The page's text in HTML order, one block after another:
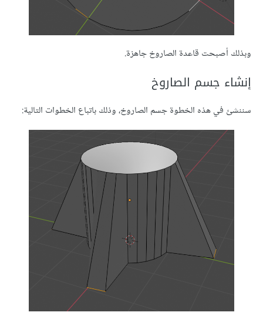
وبذلك أصبحت قاعدة الصاروخ جاهزة.
إنشاء جسم الصاروخ
سننشئ في هذه الخطوة جسم الصاروخ، وذلك باتباع الخطوات التالية: